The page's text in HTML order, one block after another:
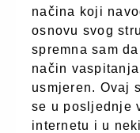
načina koji
osnovu svog
spremna sam
način
usmjeren. Ovaj
se u posljednje
internetu i u